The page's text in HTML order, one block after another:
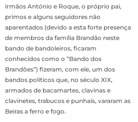
irmãos António e Roque, o próprio pai,
primos e alguns seguidores não
aparentados (devido a esta forte presença
de membros da família Brandão neste
bando de bandoleiros, ficaram
conhecidos como o “Bando dos
Brandões”) fizeram, com ele, um dos
bandos políticos que, no século XIX,
armados de bacamartes, clavinas e
clavinetes, trabucos e punhais, vararam as
Beiras a ferro e fogo.